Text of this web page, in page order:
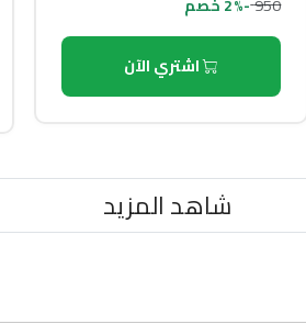
اشتري الآن
شاهد المزيد